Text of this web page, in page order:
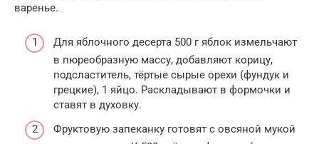
варенье.
Для яблочного десерта 500 г яблок измельчают
в пюреобразную массу, добавляют корицу,
подсластитель, тёртые сырые орехи (фундук и
грецкие), 1 яйцо. Раскладывают в формочки и
ставят в духовку.
Фруктовую запеканку готовят с овсяной мукой